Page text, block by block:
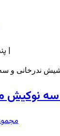
پنجشنبه, ۱۵ مرداد , ۱۴۰۵ |